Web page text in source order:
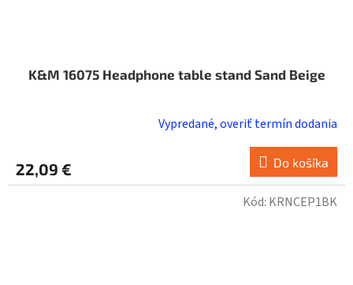
K&M 16075 Headphone table stand Sand Beige
Vypredané, overiť termín dodania
22,09 € Do košíka
Kód: KRNCEP1BK